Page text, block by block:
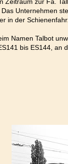
Unternehmen
in der
Namen Talbot
bis ES144,